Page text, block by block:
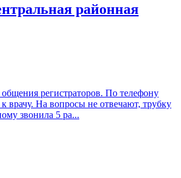
районная
регистраторов. По телефону
к врачу. На вопросы не отвечают, трубку
звонила 5 ра...